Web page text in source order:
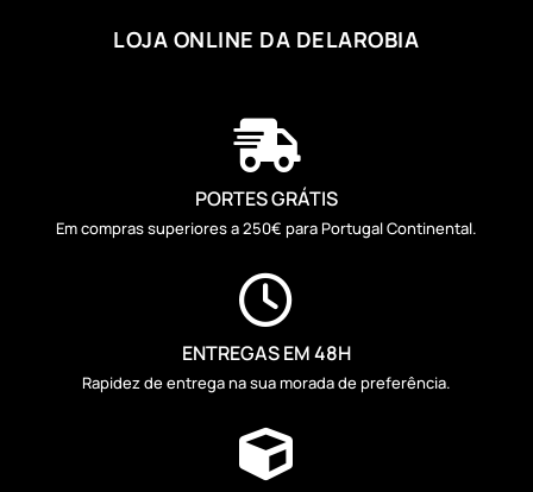
LOJA ONLINE DA DELAROBIA

PORTES GRÁTIS
Em compras superiores a 250€ para Portugal Continental.

ENTREGAS EM 48H
Rapidez de entrega na sua morada de preferência.
